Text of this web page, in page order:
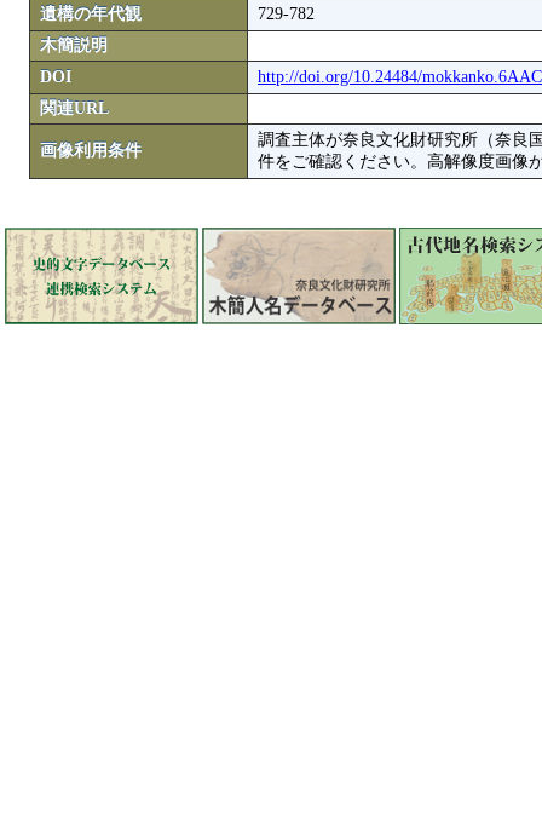
遺構の年代観
729-782
木簡説明
DOI
http://doi.org/10.24484/
関連URL
画像利用条件
調査主体が奈良文化財研究所（奈良
件をご確認ください。高解像度画像